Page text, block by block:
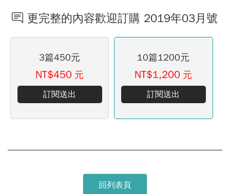
更完整的內容歡迎訂購 2019年03月號
3篇450元
NT$450 元
訂閱送出
10篇1200元
NT$1,200 元
訂閱送出
回列表頁